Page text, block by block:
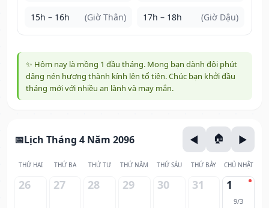
15h – 16h (Giờ Thân) 17h – 18h (Giờ Dậu)
✨ Hôm nay là mồng 1 đầu tháng. Mong bạn dành đôi phút
dâng nén hương thành kính lên tổ tiên. Chúc bạn khởi đầu
tháng mới với nhiều an lành và may mắn.
Lịch Tháng 4 Năm 2096
THỨ HAI THỨ BA THỨ TƯ THỨ NĂM THỨ SÁU THỨ BẢY CHỦ NHẬT
26 27 28 29 30 31 1
9/3